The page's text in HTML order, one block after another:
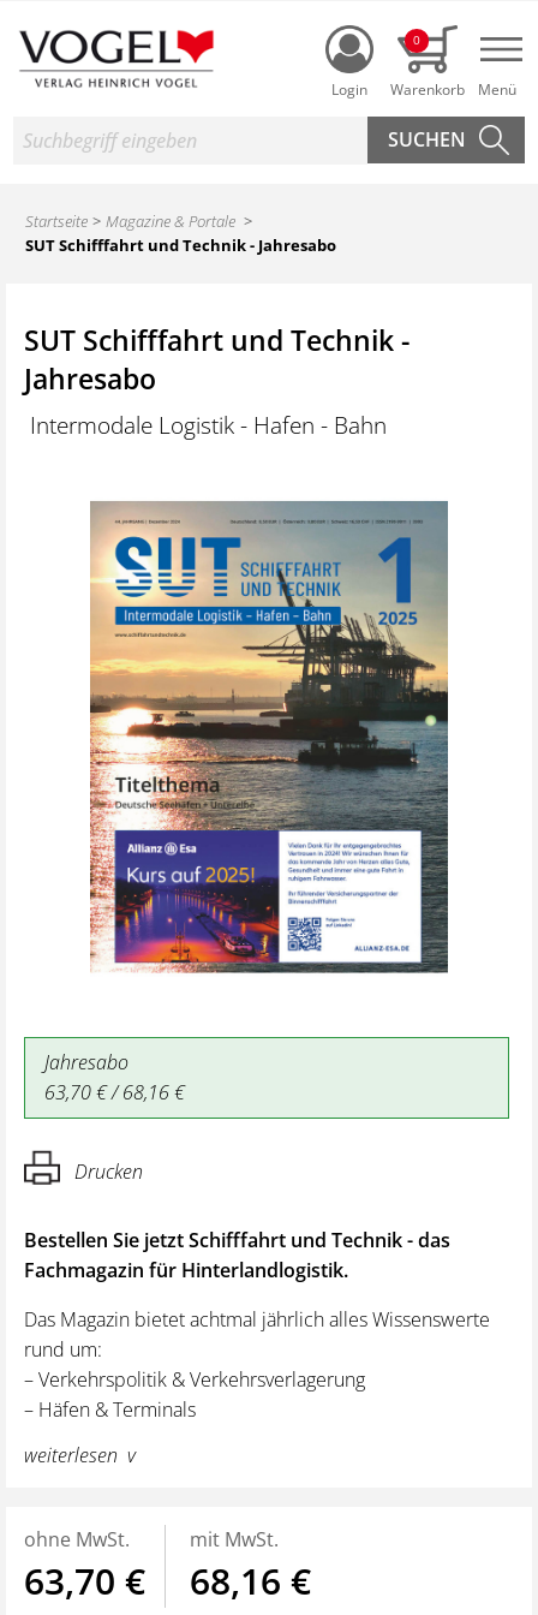
Login
0
Suche
Startseite
Magazine & Portale
SUT Schifffahrt und Technik - Jahresabo
SUT Schifffahrt und Technik -
Jahresabo
Intermodale Logistik - Hafen - Bahn
Jahresabo
63,70 € / 68,16 €
Drucken
Bestellen Sie jetzt Schifffahrt und Technik - das
Fachmagazin für Hinterlandlogistik.
Das Magazin bietet achtmal jährlich alles Wissenswerte
rund um:
– Verkehrspolitik & Verkehrsverlagerung
– Häfen & Terminals
– Technik & Alternative Antriebe
– Unternehmensportraits & Recherche „Vor Ort“
weiterlesen
ohne MwSt.
63,70 €
mit MwSt.
68,16 €